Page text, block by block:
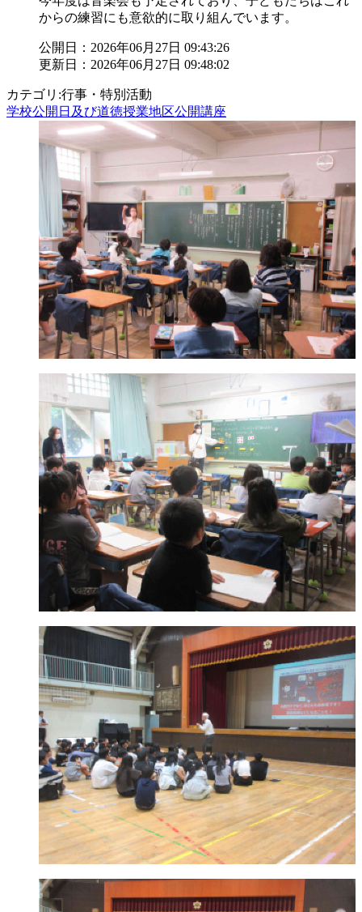
からの練習にも意欲的に取り組んでいます。
公開日：2026年06月27日 09:43:26
更新日：2026年06月27日 09:48:02
カテゴリ:行事・特別活動
学校公開日及び道徳授業地区公開講座